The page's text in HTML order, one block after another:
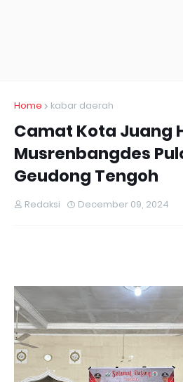
Home kabar daerah
Camat Kota Juang
Musrenbangdes
Geudong Tengoh
Redaksi December 09, 2024